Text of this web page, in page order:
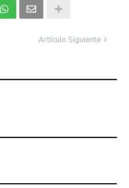
Artículo Siguiente